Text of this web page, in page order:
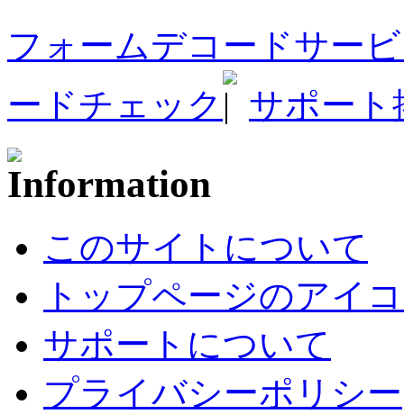
フォームデコードサー
ードチェック
サポート
このサイトについて
トップページのアイ
サポートについて
プライバシーポリシー